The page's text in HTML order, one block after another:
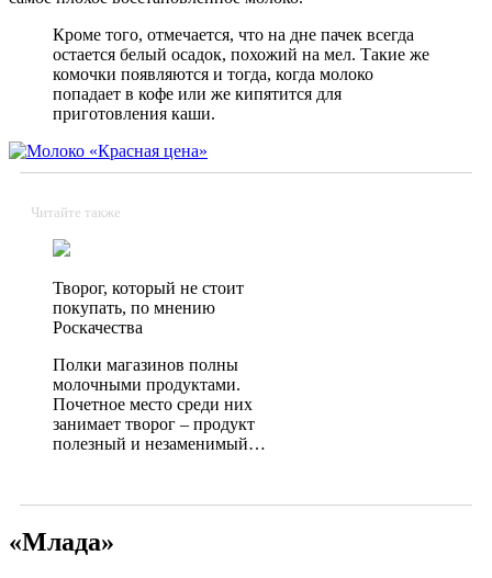
Кроме того, отмечается, что на дне пачек всегда
остается белый осадок, похожий на мел. Такие же
комочки появляются и тогда, когда молоко
попадает в кофе или же кипятится для
приготовления каши.
Читайте также
Творог, который не стоит
покупать, по мнению
Роскачества
Полки магазинов полны
молочными продуктами.
Почетное место среди них
занимает творог – продукт
полезный и незаменимый…
«Млада»